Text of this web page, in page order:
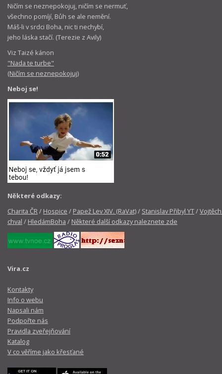
Ničím se neznepokojuj, ničím se nermuť,
všechno pomíjí, Bůh se ale nemění.
Máš-li v srdci Boha, nic ti nechybí,
jeho láska stačí. (Terezie z Avily)
Viz Taizé kánon
"Nada te turbe"
(Ničím se neznepokojuj)
Neboj se!
Některé odkazy:
Charita ČR / Hospice / Papež Lev XIV. (RaVat)/ Stanislav Přibyl YT/
chval / HledámBoha / Některé další odkazy naleznete zde
Vira.cz
Kontakty
Info o webu
Napsali nám
Podpořte nás
Pravidla zveřejňování
Katalog
V co věříme jako křesťané